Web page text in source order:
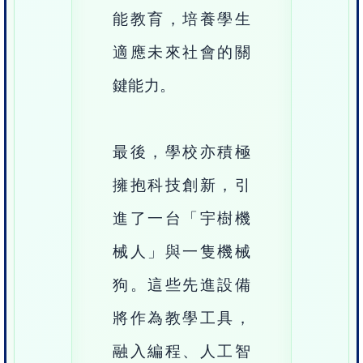
能教育，培養學生
適應未來社會的關
鍵能力。
最後，學校亦積極
擁抱科技創新，引
進了一台「宇樹機
械人」與一隻機械
狗。這些先進設備
將作為教學工具，
融入編程、人工智